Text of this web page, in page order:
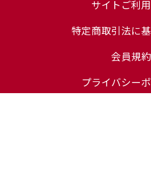
サイトご利
特定商取引法に
会員規約
プライバシー